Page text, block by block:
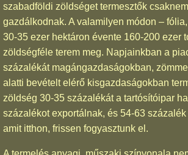
szabadföldi zöldséget termesztők
gazdálkodnak. A valamilyen módon –
30-35 ezer hektáron évente 160-200 ezer
zöldségféle terem meg. Napjainkban a
százalékát magángazdaságokban,
alatti bevételt elérő kisgazdaságokban
zöldség 30-35 százalékát a tartósítóipar
százalékot exportálnak, és 54-63
amit itthon, frissen fogyasztunk el.